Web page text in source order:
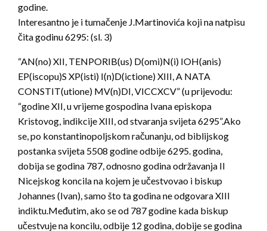
godine.
Interesantno je i tumačenje J.Martinovića koji na natpisu
čita godinu 6295: (sl. 3)
“AN(no) XII, TENPORIB(us) D(omi)N(i) IOH(anis)
EP(iscopu)S XP(isti) I(n)D(ictione) XIII, A NATA
CONSTIT(utione) MV(n)DI, VICCXCV” (u prijevodu:
“godine XII, u vrijeme gospodina Ivana episkopa
Kristovog, indikcije XIII, od stvaranja svijeta 6295”.Ako
se, po konstantinopoljskom računanju, od biblijskog
postanka svijeta 5508 godine odbije 6295. godina,
dobija se godina 787, odnosno godina održavanja II
Nicejskog koncila na kojem je učestvovao i biskup
Johannes (Ivan), samo što ta godina ne odgovara XIII
indiktu.Međutim, ako se od 787 godine kada biskup
učestvuje na koncilu, odbije 12 godina, dobije se godina